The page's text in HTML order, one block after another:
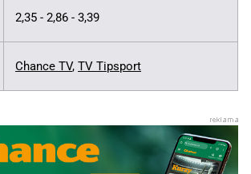
2,35 - 2,86 - 3,39
Chance TV, TV Tipsport